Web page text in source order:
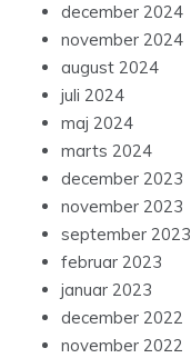
december 2024
november 2024
august 2024
juli 2024
maj 2024
marts 2024
december 2023
november 2023
september 2023
februar 2023
januar 2023
december 2022
november 2022